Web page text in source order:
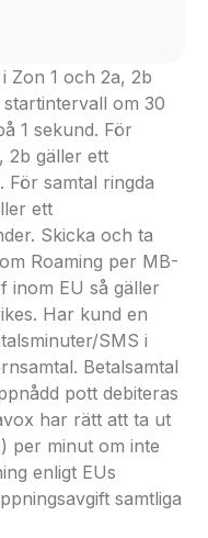
Zon 1 och 2a, 2b
om 30
1 sekund. För
2b gäller ett
För samtal ringda
ett
Skicka och ta
Roaming per MB-
inom EU så gäller
Har kund en
SMS i
Betalsamtal
pott debiteras
har rätt att ta ut
per minut om inte
enligt EUs
samtliga